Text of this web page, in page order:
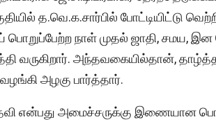
த.வெ.க.சார்பில் போட்டியிட்டு
பொறுப்பேற்ற நாள் முதல் ஜாதி, சமய,
வருகிறார். அந்தவகையில்தான்,
அழகு பார்த்தார்.
என்பது அமைச்சருக்கு இணையான